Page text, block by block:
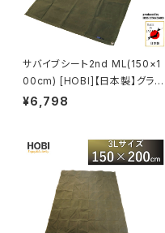
サバイブシート2nd ML(150×1
00cm) [HOBI]【日本製】グラン
ドシート 上質高級帆布(粗目風
ラゲッジマット 頑丈ハトメ 陣幕
キャンプ 焚火 風避け アウトドア
レジャー 軍幕 ブラックカーキ
[MADE IN JAPAN]
¥6,798